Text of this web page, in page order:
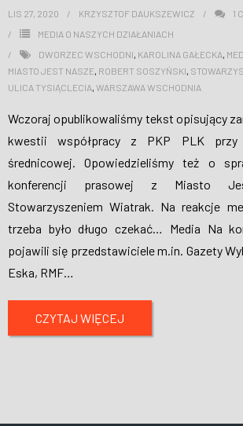
LIS 27, 2020 KRZYSZTOF DAUKSZEWICZ 1
MEDIA O NASZYCH DZIAŁANIACH
DWORZEC WSCHODNI, KAROLINA GAŁECKA,
MIASTO JEST NASZE, ROBERT SOSZYŃSKI,
ULICA TYSIĄCLECIA, WARSZAWA WSCHODNIA
Wczoraj opublikowaliśmy tekst opisujący
kwestii współpracy z PKP PLK przy
średnicowej. Opowiedzieliśmy też o
konferencji prasowej z Miasto
Stowarzyszeniem Wiatrak. Na reakcje
trzeba było długo czekać… Media Na
pojawili się przedstawiciele m.in. Gazety
Eska, RMF…
CZYTAJ WIĘCEJ